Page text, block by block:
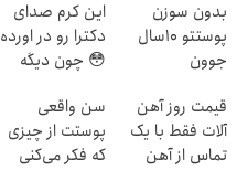
بدون سوزن
پوستتو 10سال
جوون
پاییزی
این کرم صدای
دکترا رو در اورده
😳 چون دیگه
بوتاکس کنی!!!
قیمت روز آهن
آلات فقط با یک
تماس از آهن
سن واقعی
پوستت از چیزی
که فکر می‌کنی